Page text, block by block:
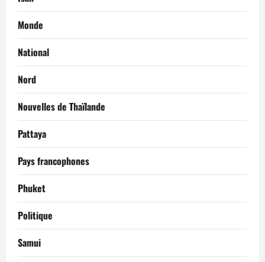
Monde
National
Nord
Nouvelles de Thaïlande
Pattaya
Pays francophones
Phuket
Politique
Samui